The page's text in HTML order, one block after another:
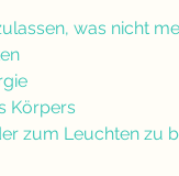
was nicht
Körpers
zum Leuchten zu